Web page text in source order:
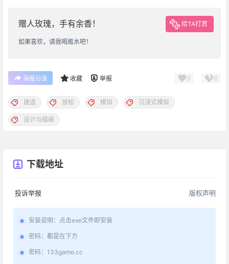
赠人玫瑰，手有余香！ 给TA打赏
如果喜欢，请我喝瓶水吧！
海报分享 收藏 举报 0 0
建造 放松 模拟 沉浸式模拟
设计与插画
下载地址
投诉举报 版权声明
安装说明 ： 点击exe文件即安装
密码 ： 都是在下方
密码 ： 133game.cc